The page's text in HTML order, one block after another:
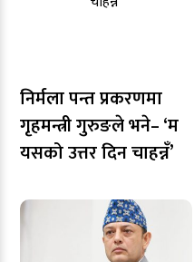
निर्मला पन्त प्रकरणमा
गृहमन्त्री गुरुङले भने– ‘म
यसको उत्तर दिन चाहन्नँ’